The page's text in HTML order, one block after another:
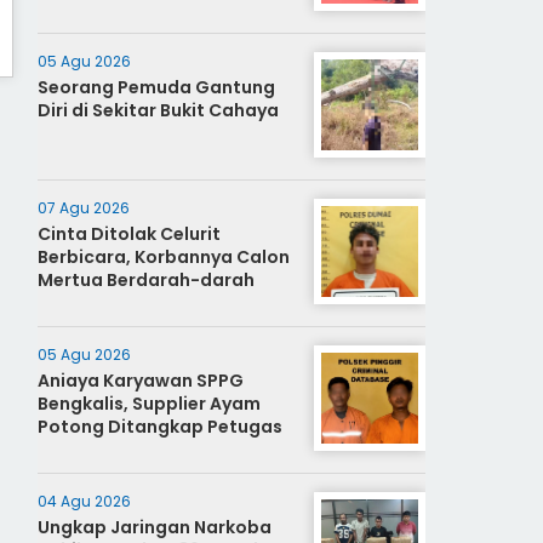
05 Agu 2026
Seorang Pemuda Gantung
Diri di Sekitar Bukit Cahaya
07 Agu 2026
Cinta Ditolak Celurit
Berbicara, Korbannya Calon
Mertua Berdarah-darah
05 Agu 2026
Aniaya Karyawan SPPG
Bengkalis, Supplier Ayam
Potong Ditangkap Petugas
04 Agu 2026
Ungkap Jaringan Narkoba